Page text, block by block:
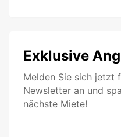
Exklusive
Melden Sie sich jetzt
Newsletter an und
nächste Miete!